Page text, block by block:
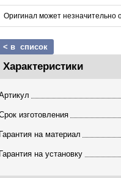
Оригинал может незначительно
< в список
Характеристики
изготовления
на материал
на установку